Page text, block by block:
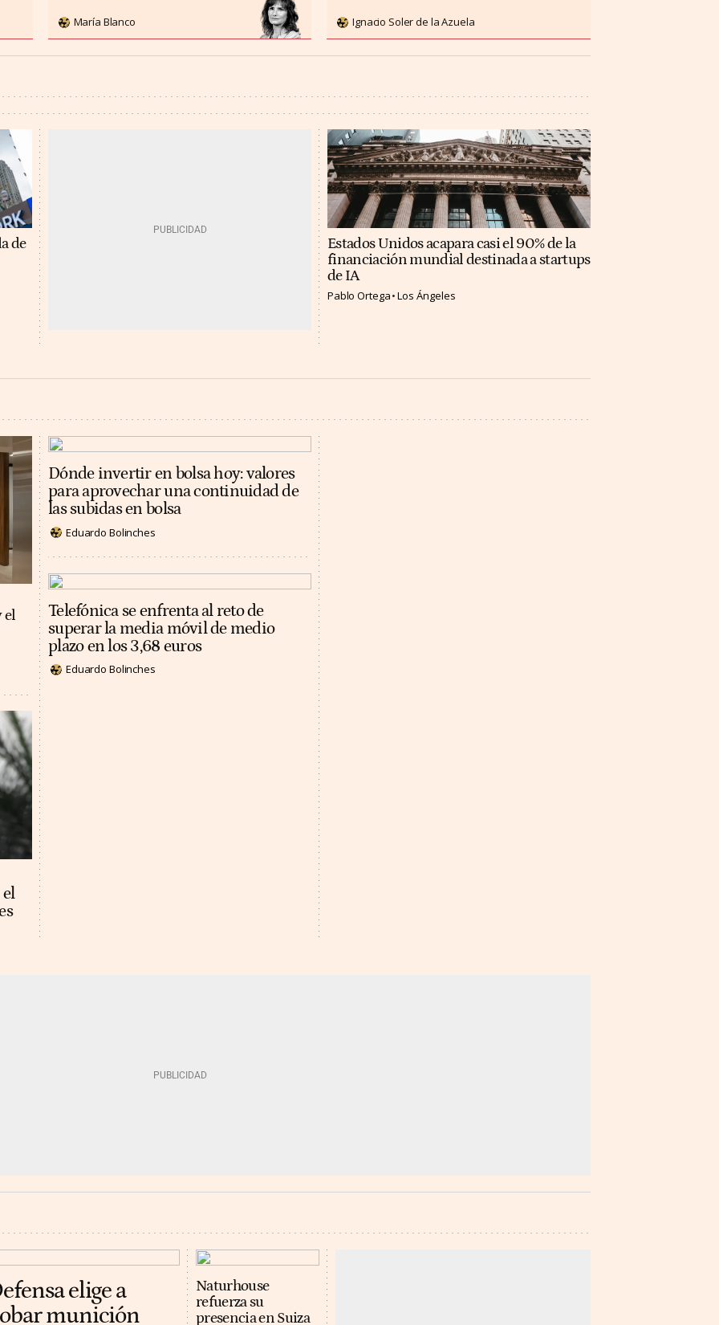
María Blanco Ignacio Soler de la Azuela
de
Estados Unidos acapara casi el 90% de la
financiación mundial destinada a startups
de IA
Pablo Ortega Los Ángeles
el
Dónde invertir en bolsa hoy: valores
para aprovechar una continuidad de
las subidas en bolsa
Eduardo Bolinches
Telefónica se enfrenta al reto de
superar la media móvil de medio
plazo en los 3,68 euros
Eduardo Bolinches
elige a
munición
Naturhouse
refuerza su
presencia en Suiza